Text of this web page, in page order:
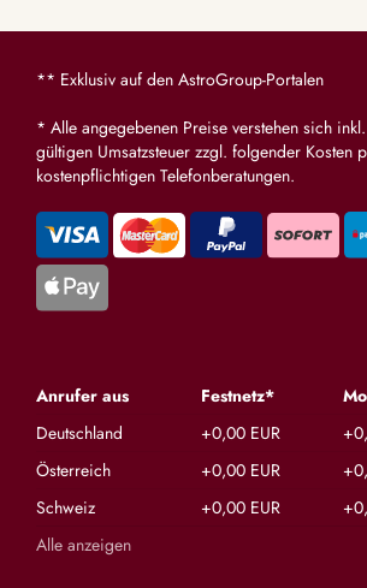
** Exklusiv auf den AstroGroup-Portalen
* Alle angegebenen Preise verstehen sich
gültigen Umsatzsteuer zzgl. folgender Kosten
kostenpflichtigen Telefonberatungen.
Anrufer aus Festnetz*
Deutschland
+0,00 EUR
Österreich
+0,00 EUR
Schweiz
+0,00 EUR
Alle anzeigen